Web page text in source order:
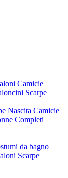
Camicie
Scarpe
Nascita Camicie
Completi
da bagno
Scarpe